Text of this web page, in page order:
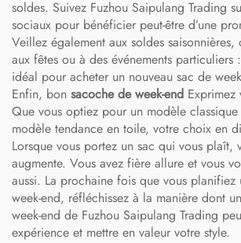
soldes. Suivez Fuzhou Saipulang Trading
sociaux pour bénéficier peut-être d’une
Veillez également aux soldes
aux fêtes ou à des événements particuliers
idéal pour acheter un nouveau sac de
Enfin, bon sacoche de week-end Exprimez
Que vous optiez pour un modèle
modèle tendance en toile, votre choix en
Lorsque vous portez un sac qui vous plaît,
augmente. Vous avez fière allure et vous
aussi. La prochaine fois que vous planifiez
week-end, réfléchissez à la manière dont
week-end de Fuzhou Saipulang Trading
expérience et mettre en valeur votre style.